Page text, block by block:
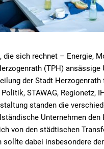
sich rechnet – Energie,
(TPH)
der Stadt
STAWAG, Regionetz,
standen die
Unternehmen
von den städtischen
dabei insbesondere